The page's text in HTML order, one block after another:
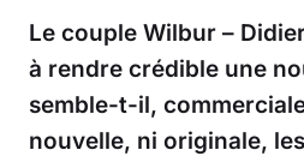
Le couple Wilbur –
à rendre crédible une
semble-t-il,
nouvelle, ni originale,